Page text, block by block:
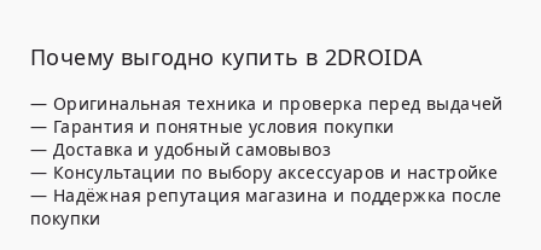
Почему выгодно купить в 2DROIDA
— Оригинальная техника и проверка перед выдачей
— Гарантия и понятные условия покупки
— Доставка и удобный самовывоз
— Консультации по выбору аксессуаров и настройке
— Надёжная репутация магазина и поддержка после
покупки